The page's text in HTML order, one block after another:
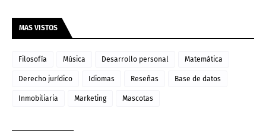
MAS VISTOS
Filosofía Música Desarrollo personal Matemática
Derecho jurídico Idiomas Reseñas Base de datos
Inmobiliaria Marketing Mascotas